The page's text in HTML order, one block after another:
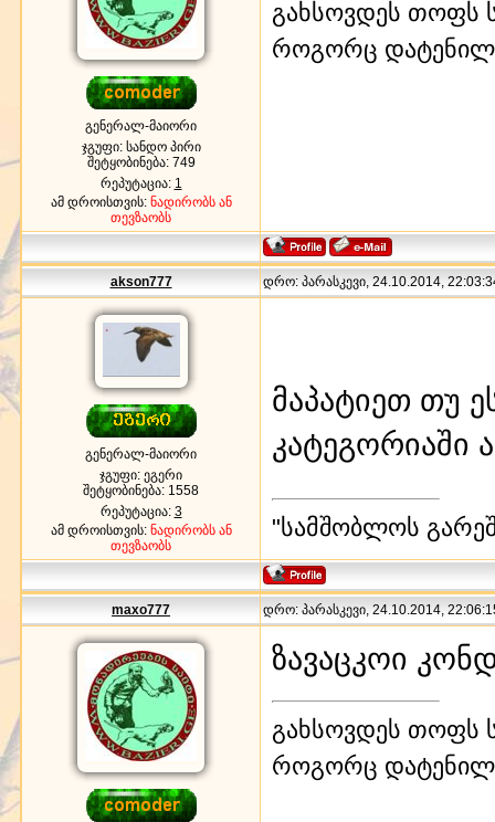
გენერალ-მაიორი
ჯგუფი: სანდო პირი
შეტყობინება: 749
რეპუტაცია: 1
ამ დროისთვის: ნადირობს ან
თევზაობს
გახსოვდეს თოფს
როგორც
akson777 დრო: პარასკევი, 24.10.2014,
გენერალ-მაიორი
ჯგუფი: ეგერი
შეტყობინება: 1558
რეპუტაცია: 3
ამ დროისთვის: ნადირობს ან
თევზაობს
მაპატიეთ თუ
კატეგორიაში
"სამშობლოს
maxo777 დრო: პარასკევი, 24.10.2014,
ზავაცკოი
გახსოვდეს თოფს
როგორც